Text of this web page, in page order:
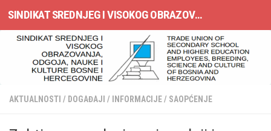
Skip to content SINDIKAT SREDNJEG I VISOKOG OBRAZOVANJA, ODGOJA, NAUKE I KULTURE BOSNE I HERCEGOVINE
AKTUALNOSTI / DOGAĐAJI / INFORMACIJE/ SAOPĆENJE